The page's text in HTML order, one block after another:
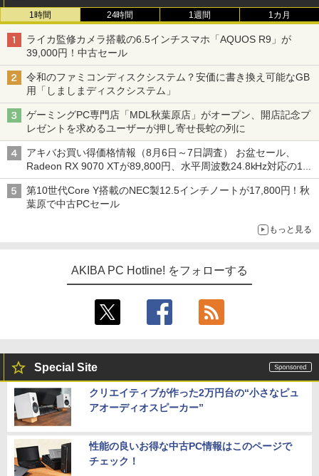
1時間 24時間 1週間 1カ月
ライカ監修カメラ搭載の6.5インチスマホ「AQUOS R9」が
39,000円！中古セール
令和のファミコンディスクシステム？安価に書き換え可能なGB
用「しましまディスクシステム」
ゲーミングPC専門店「MDL秋葉原店」がオープン、開店記念プ
レゼントを求めるユーザーが押し寄せ長蛇の列に
アキバお買い得価格情報（8月6日～7日調査） お盆セール、
Radeon RX 9070 XTが89,800円、水平周波数24.8kHz対応の17
型モニターが9,801円、暑さ指数連動セール ほか
第10世代Core Y搭載のNEC製12.5インチノートが17,800円！秋
葉原で中古PCセール
もっと見る
AKIBA PC Hotline! をフォローする
Special Site
クリエイティブが作った2万円台の“小さなピュ
アオーディオスピーカー”
性能の良いお得な中古PC情報はこのページで
チェック！